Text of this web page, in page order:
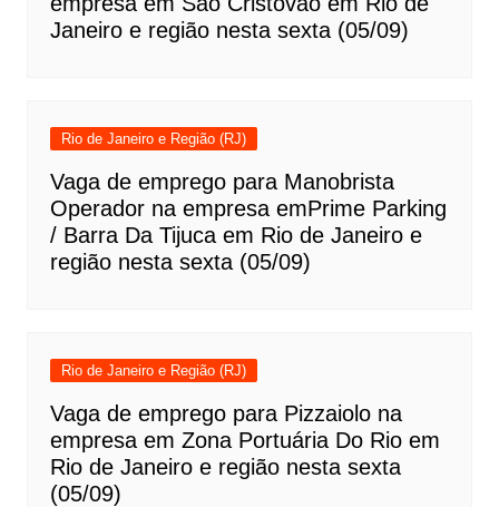
Janeiro e região nesta sexta (05/09)
Rio de Janeiro e Região (RJ)
Vaga de emprego para Manobrista
Operador na empresa emPrime Parking
/ Barra Da Tijuca em Rio de Janeiro e
região nesta sexta (05/09)
Rio de Janeiro e Região (RJ)
Vaga de emprego para Pizzaiolo na
empresa em Zona Portuária Do Rio em
Rio de Janeiro e região nesta sexta
(05/09)